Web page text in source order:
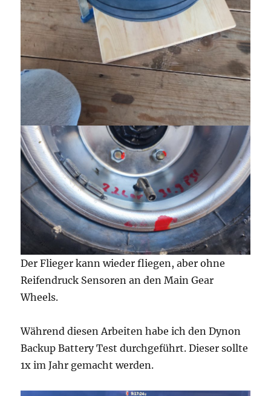
Der Flieger kann wieder fliegen, aber ohne
Reifendruck Sensoren an den Main Gear
Wheels.
Während diesen Arbeiten habe ich den Dynon
Backup Battery Test durchgeführt. Dieser sollte
1x im Jahr gemacht werden.